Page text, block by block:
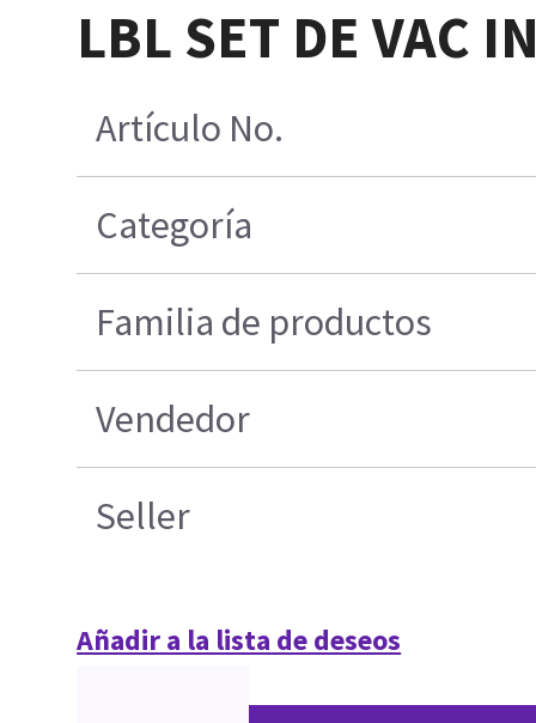
LBL SET DE VAC
Artículo No.
Categoría
Familia de productos
Vendedor
Seller
Añadir a la lista de deseos